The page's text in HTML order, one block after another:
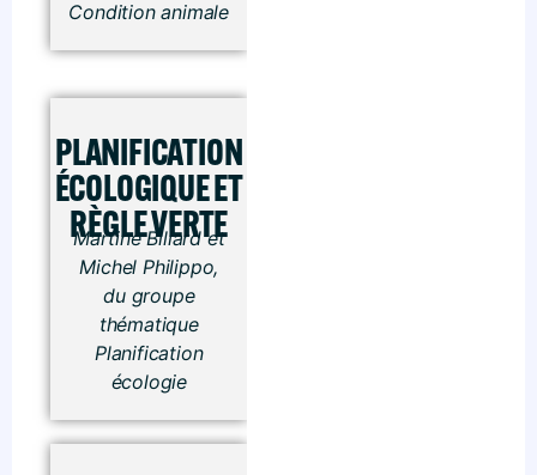
Condition animale
PLANIFICATION
ÉCOLOGIQUE ET
RÈGLE VERTE
Martine Billard et
Michel Philippo,
du groupe
thématique
Planification
écologie